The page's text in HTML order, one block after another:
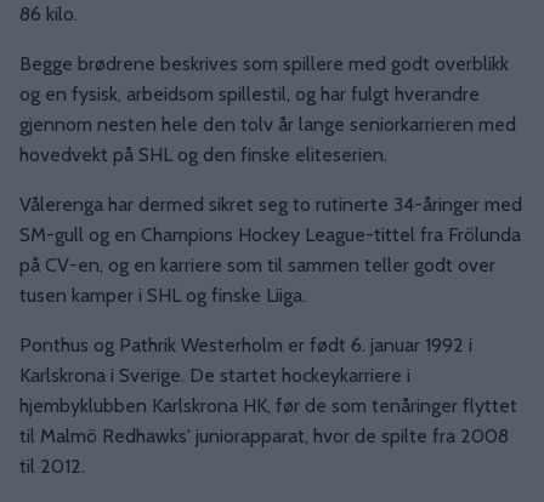
86 kilo.
Begge brødrene beskrives som spillere med godt overblikk
og en fysisk, arbeidsom spillestil, og har fulgt hverandre
gjennom nesten hele den tolv år lange seniorkarrieren med
hovedvekt på SHL og den finske eliteserien.
Vålerenga har dermed sikret seg to rutinerte 34-åringer med
SM-gull og en Champions Hockey League-tittel fra Frölunda
på CV-en, og en karriere som til sammen teller godt over
tusen kamper i SHL og finske Liiga.
Ponthus og Pathrik Westerholm er født 6. januar 1992 i
Karlskrona i Sverige. De startet hockeykarriere i
hjembyklubben Karlskrona HK, før de som tenåringer flyttet
til Malmö Redhawks' juniorapparat, hvor de spilte fra 2008
til 2012.